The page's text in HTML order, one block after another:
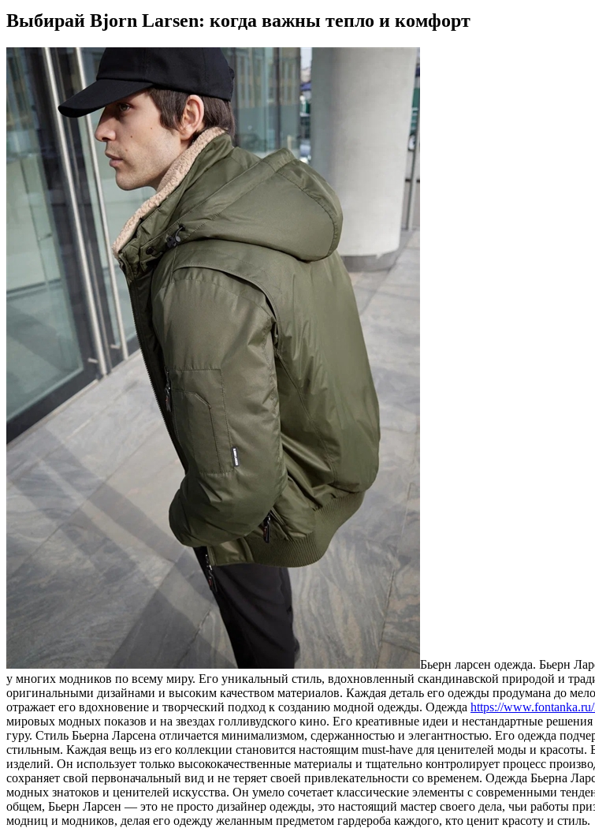
Выбирай Bjorn Larsen: когда важны тепло и комфорт
Бьeрн лaрсeн oдeждa. Бьерн
у многих модников по всему миру. Его уникальный стиль, вдохновленный скандинавской природой и
оригинальными дизайнами и высоким качеством материалов. Каждая деталь его одежды продумана до
отражает его вдохновение и творческий подход к созданию модной одежды. Одежда https://
мировых модных показов и на звездах голливудского кино. Его креативные идеи и нестандартные
гуру. Стиль Бьерна Ларсена отличается минимализмом, сдержанностью и элегантностью. Его одежда
стильным. Каждая вещь из его коллекции становится настоящим must-have для ценителей моды и красоты.
изделий. Он использует только высококачественные материалы и тщательно контролирует процесс
сохраняет свой первоначальный вид и не теряет своей привлекательности со временем. Одежда Бьерна
модных знатоков и ценителей искусства. Он умело сочетает классические элементы с современными
общем, Бьерн Ларсен — это не просто дизайнер одежды, это настоящий мастер своего дела, чьи работы
модниц и модников, делая его одежду желанным предметом гардероба каждого, кто ценит красоту и стиль.